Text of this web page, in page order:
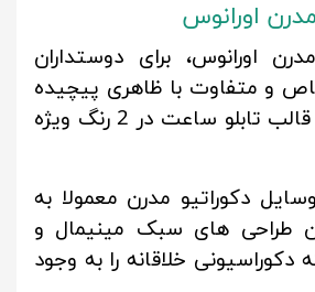
اورانوس
اورانوس، برای دوستداران
و متفاوت با ظاهری پیچیده
و غیر متعارف در قالب تابلو ساعت در 2 رنگ ویژه
دکوراتیو مدرن معمولا به
طراحی های سبک مینیمال و
خلاقانه را به وجود